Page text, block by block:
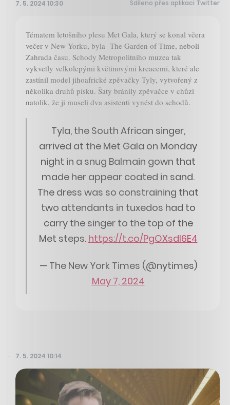
7. 5. 2024 10:30 Sdíleno přes aplikaci Twitter
Tématem letošního plesu Met Gala, který se konal včera
večer v New Yorku, byla The Garden of Time, neboli
Zahrada času. Schody Metropolitního muzea tak
vykvetly velkolepými květinovými kreacemi, které ale
zastínil model jihoafrické zpěvačky Tyly, vytvořený z
několika druhů písku. Šaty bránily zpěvačce v chůzi
natolik, že ji museli dva asistenti vynést do schodů.
Tyla, the South African singer,
arrived at the Met Gala on Monday
night in a snug Balmain gown that
made her appear coated in sand.
The dress was so constraining that
two attendants in tuxedos had to
carry the singer to the top of the
Met steps. https://t.co/PgOXsdl6E4
— The New York Times (@nytimes)
May 7, 2024
7. 5. 2024 10:14